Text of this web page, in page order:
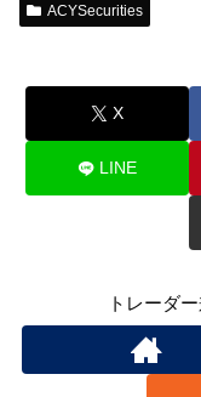
ACYSecurities
X
LINE
トレーダ